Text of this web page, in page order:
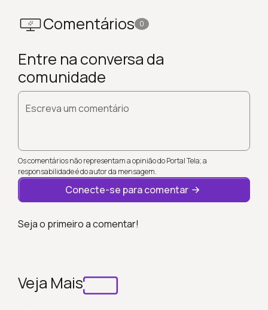
Comentários 0
Entre na conversa da
comunidade
Escreva um comentário
Os comentários não representam a opinião do Portal Tela; a
responsabilidade é do autor da mensagem.
Conecte-se para comentar
Seja o primeiro a comentar!
Veja Mais